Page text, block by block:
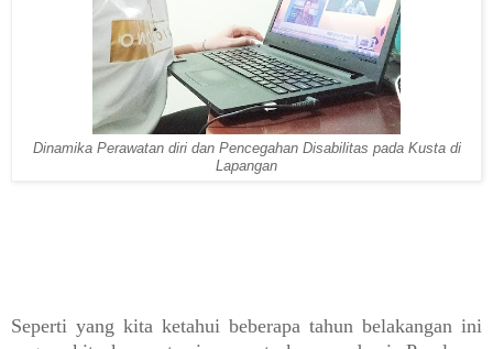
Dinamika Perawatan diri dan Pencegahan Disabilitas pada Kusta di
Lapangan
Seperti yang kita ketahui beberapa tahun belakangan ini